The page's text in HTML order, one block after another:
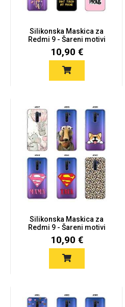
Silikonska Maskica za
Redmi 9 - Šareni motivi
10,90 €
Silikonska Maskica za
Redmi 9 - Šareni motivi
10,90 €